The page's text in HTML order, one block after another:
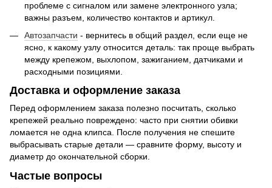
проблеме с сигналом или замене электронного узла;
важны разъем, количество контактов и артикул.
Автозапчасти - вернитесь в общий раздел, если еще не
ясно, к какому узлу относится деталь: так проще выбрать
между крепежом, выхлопом, зажиганием, датчиками и
расходными позициями.
Доставка и оформление заказа
Перед оформлением заказа полезно посчитать, сколько
крепежей реально повреждено: часто при снятии обивки
ломается не одна клипса. После получения не спешите
выбрасывать старые детали — сравните форму, высоту и
диаметр до окончательной сборки.
Частые вопросы